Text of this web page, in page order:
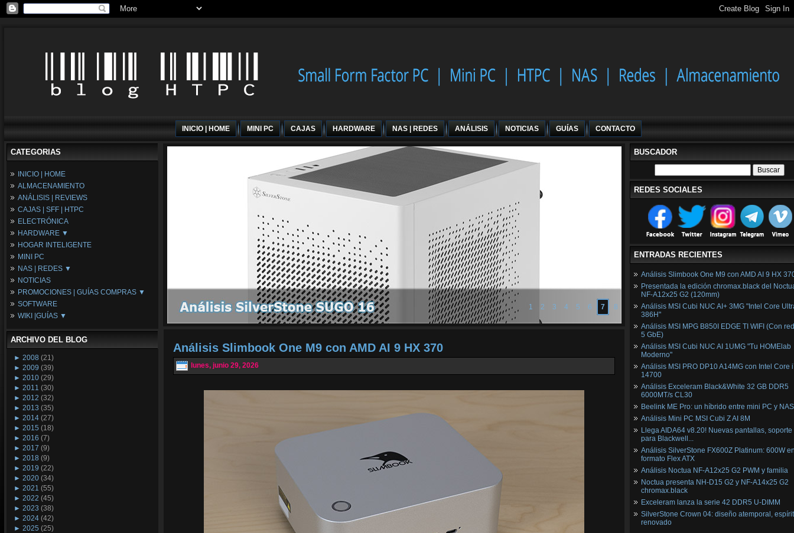
INICIO | HOME MINI PC CAJAS HARDWARE NAS | REDES ANÁLISIS NOTICIAS GUÍAS CONTACTO
CATEGORIAS
INICIO | HOME
ALMACENAMIENTO
ANÁLISIS | REVIEWS
CAJAS | SFF | HTPC
ELECTRÓNICA
HARDWARE ▼
Fuentes de Alimentación
Memória RAM
Placas Base
Procesadores
Periféricos
Refrigeración
Tarjetas Gráficas
HOGAR INTELIGENTE
MINI PC
NAS | REDES ▼
NAS
Espacio Synology
Redes
NOTICIAS
PROMOCIONES | GUÍAS COMPRAS ▼
Configuraciones Ordenadores
Guías de Compras
SOFTWARE
WIKI |GUÍAS ▼
Wikipedia
ARCHIVO DEL BLOG
► 2008 (21)
► 2009 (39)
► 2010 (29)
► 2011 (30)
► 2012 (32)
► 2013 (35)
► 2014 (27)
► 2015 (18)
► 2016 (7)
► 2017 (9)
► 2018 (9)
► 2019 (22)
► 2020 (34)
► 2021 (55)
► 2022 (45)
► 2023 (38)
► 2024 (42)
► 2025 (25)
1 2 3 4 5 6 7 8
Análisis Slimbook One M9 con AMD AI 9 HX 370
lunes, junio 29, 2026
BUSCADOR
REDES SOCIALES
ENTRADAS RECIENTES
Análisis Slimbook One M9 con AMD AI 9 HX
Presentada la edición chromax.black del
NF‑A12x25 G2 (120mm)
Análisis MSI Cubi NUC AI+ 3MG "Intel Core
386H"
Análisis MSI MPG B850I EDGE TI WIFI (Con
5 GbE)
Análisis MSI Cubi NUC AI 1UMG "Tu HOMElab
Moderno"
Análisis MSI PRO DP10 A14MG con Intel Core
14700
Análisis Exceleram Black&White 32 GB DDR5
6000MT/s CL30
Beelink ME Pro: un híbrido entre mini PC y NAS
Análisis Mini PC MSI Cubi Z AI 8M
Llega AIDA64 v8.20! Nuevas pantallas, soporte
para Blackwell...
Análisis SilverStone FX600Z Platinum: 600W
formato Flex ATX
Análisis Noctua NF-A12x25 G2 PWM y familia
Noctua presenta NH-D15 G2 y NF-A14x25 G2
chromax.black
Exceleram lanza la serie 42 DDR5 U-DIMM
SilverStone Crown 04: diseño atemporal,
renovado